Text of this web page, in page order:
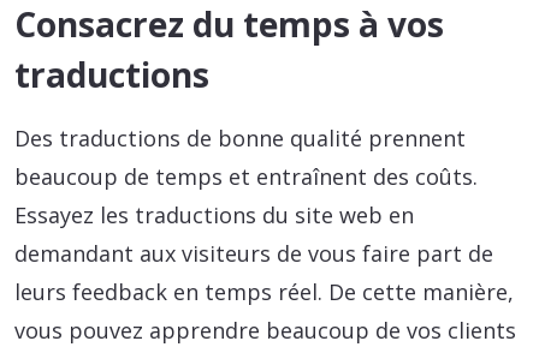
Consacrez du temps à vos
traductions
Des traductions de bonne qualité prennent
beaucoup de temps et entraînent des coûts.
Essayez les traductions du site web en
demandant aux visiteurs de vous faire part de
leurs feedback en temps réel. De cette manière,
vous pouvez apprendre beaucoup de vos clients